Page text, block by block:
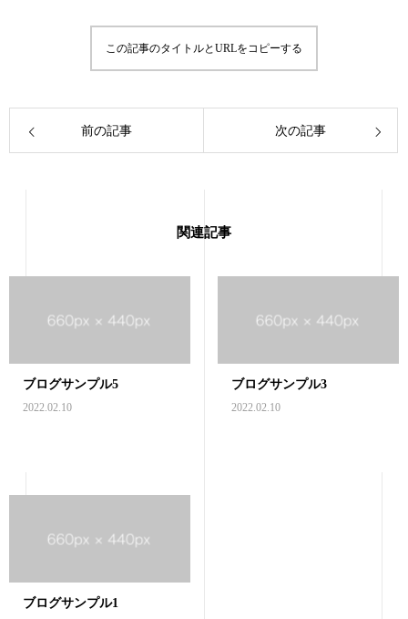
この記事のタイトルとURLをコピーする
前の記事 次の記事
関連記事
ブログサンプル5
2022.02.10
ブログサンプル3
2022.02.10
ブログサンプル1